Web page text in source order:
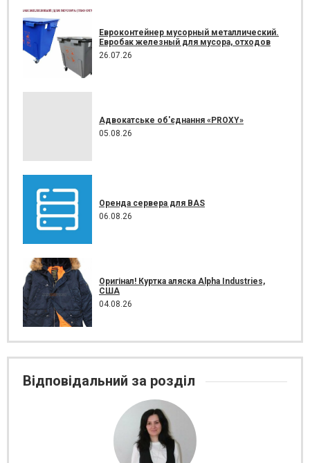
Евроконтейнер мусорный металлический.
Евробак железный для мусора, отходов
26.07.26
Адвокатське об'єднання «PROXY»
05.08.26
Оренда сервера для BAS
06.08.26
Оригінал! Куртка аляска Alpha Industries,
США
04.08.26
Відповідальний за розділ